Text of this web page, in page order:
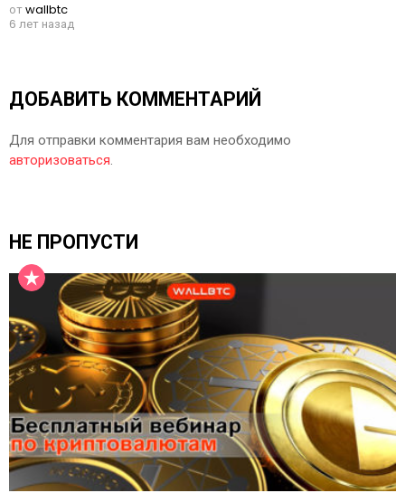
отwallbtc
6 лет назад
ДОБАВИТЬ КОММЕНТАРИЙ
Для отправки комментария вам необходимо
авторизоваться.
НЕ ПРОПУСТИ